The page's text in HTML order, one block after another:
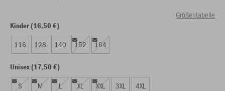
Größentabelle
Kinder (16,50 €)
116 128 140 152 164
Unisex (17,50 €)
S M L XL XXL 3XL 4XL